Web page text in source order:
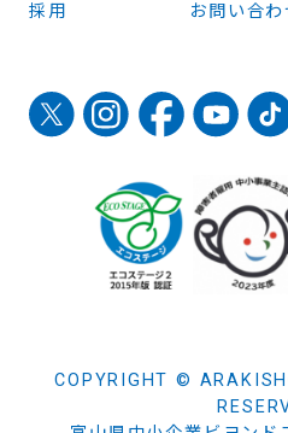
採用 お問い合わ
COPYRIGHT ©